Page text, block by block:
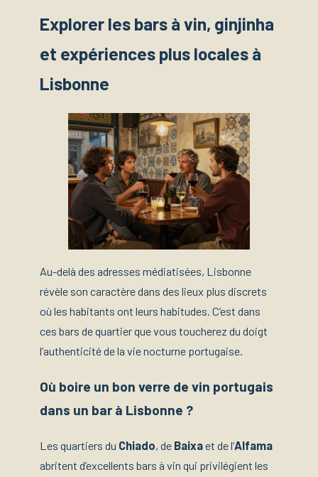
Explorer les bars à vin, ginjinha
et expériences plus locales à
Lisbonne
Au-delà des adresses médiatisées, Lisbonne
révèle son caractère dans des lieux plus discrets
où les habitants ont leurs habitudes. C’est dans
ces bars de quartier que vous toucherez du doigt
l’authenticité de la vie nocturne portugaise.
Où boire un bon verre de vin portugais
dans un bar à Lisbonne ?
Les quartiers du Chiado, de Baixaet de l’Alfama
abritent d’excellents bars à vin qui privilégient les